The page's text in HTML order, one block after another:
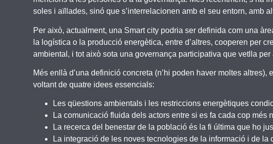
soles i aïllades, sinó que s’interrelacionen amb el seu entorn, amb
Per això, actualment, una Smart city podria ser definida com una
la logística o la producció energètica, entre d’altres, cooperen per
ambiental, i tot això sota una governança participativa que vetlla
Més enllà d’una definició concreta (n’hi poden haver moltes
voltant de quatre idees essencials:
Les qüestions ambientals i les restriccions energètiques
La comunicació fluida dels actors entre si es fa cada cop
La recerca del benestar de la població és la fi última que ho
La integració de les noves tecnologies de la informació i de